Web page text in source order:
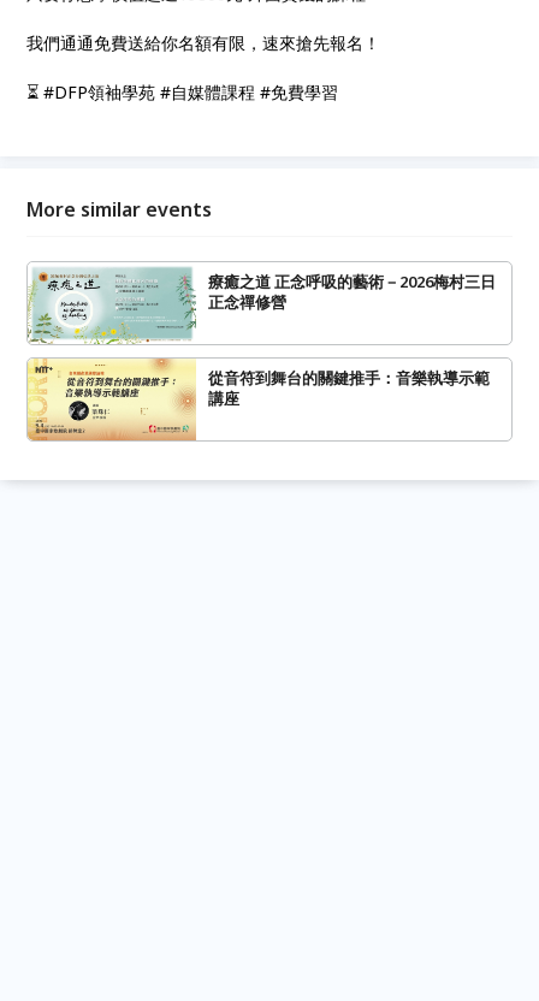
我們通通免費送給你名額有限，速來搶先報名！
⏳ #DFP領袖學苑 #自媒體課程 #免費學習
More similar events
療癒之道 正念呼吸的藝術－2026梅村三日
正念禪修營
從音符到舞台的關鍵推手：音樂執導示範
講座